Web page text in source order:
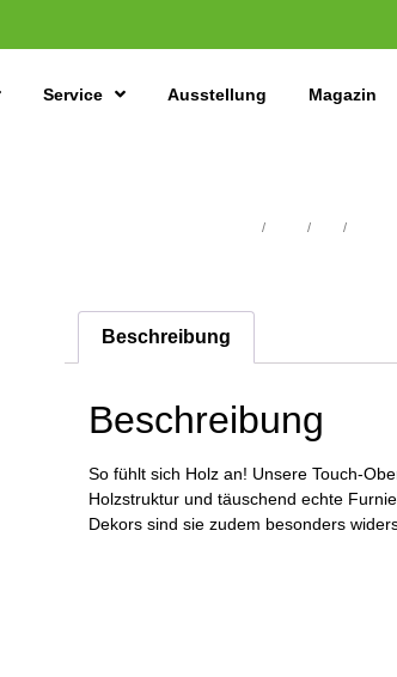
Service Ausstellung Magazin
/ / /
Beschreibung
Beschreibung
So fühlt sich Holz an! Unsere Touch-
Holzstruktur und täuschend echte
Dekors sind sie zudem besonders